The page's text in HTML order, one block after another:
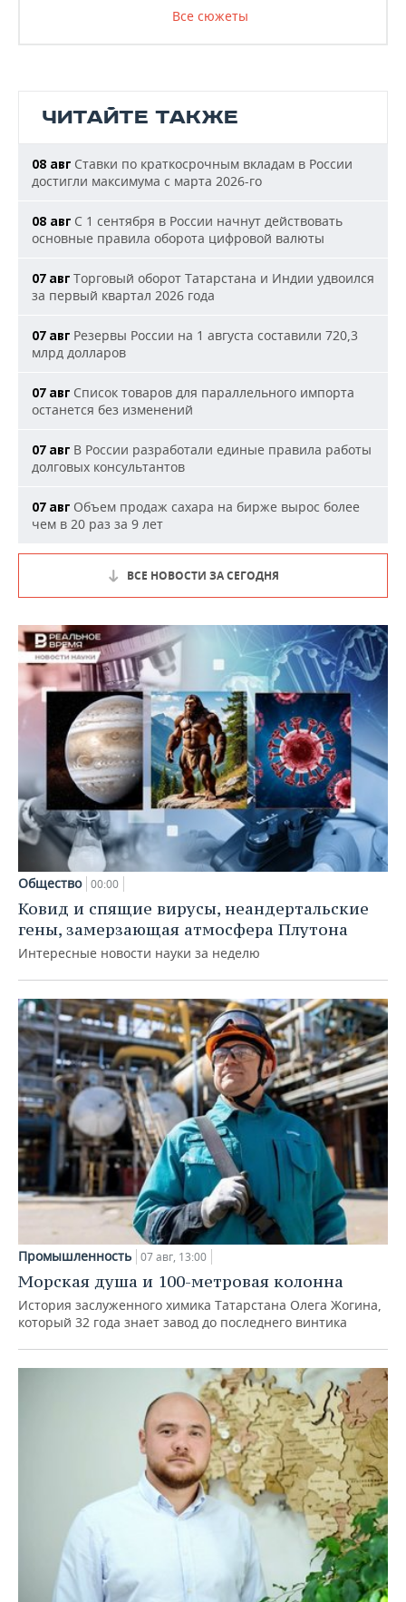
Все сюжеты
ЧИТАЙТЕ ТАКЖЕ
08 авг Ставки по краткосрочным вкладам в России
достигли максимума с марта 2026-го
08 авг С 1 сентября в России начнут действовать
основные правила оборота цифровой валюты
07 авг Торговый оборот Татарстана и Индии удвоился
за первый квартал 2026 года
07 авг Резервы России на 1 августа составили 720,3
млрд долларов
07 авг Список товаров для параллельного импорта
останется без изменений
07 авг В России разработали единые правила работы
долговых консультантов
07 авг Объем продаж сахара на бирже вырос более
чем в 20 раз за 9 лет
ВСЕ НОВОСТИ ЗА СЕГОДНЯ
Общество 00:00
Ковид и спящие вирусы, неандертальские
гены, замерзающая атмосфера Плутона
Интересные новости науки за неделю
Промышленность 07 авг, 13:00
Морская душа и 100-метровая колонна
История заслуженного химика Татарстана Олега Жогина,
который 32 года знает завод до последнего винтика